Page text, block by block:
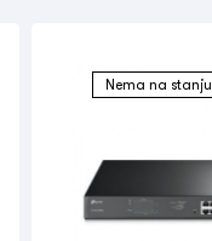
Nema na stanju